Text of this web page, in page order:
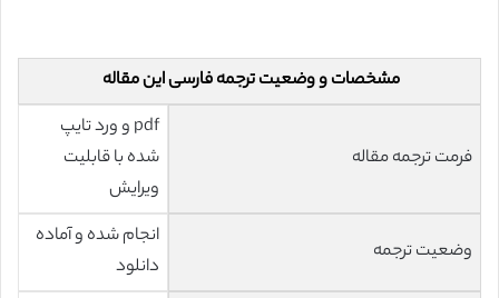
مشخصات و وضعیت ترجمه فارسی این مقاله
فرمت ترجمه مقاله
pdf و ورد تایپ
شده با قابلیت
ویرایش
وضعیت ترجمه
انجام شده و آماده
دانلود